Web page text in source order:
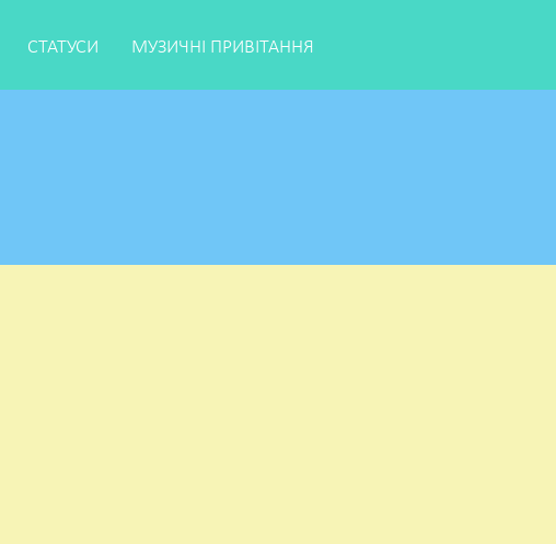
СТАТУСИ МУЗИЧНІ ПРИВІТАННЯ